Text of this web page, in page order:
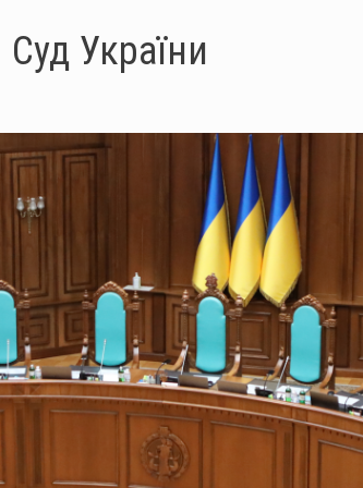
України